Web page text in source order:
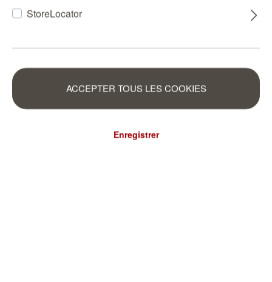
StoreLocator
ACCEPTER TOUS LES COOKIES
Enregistrer